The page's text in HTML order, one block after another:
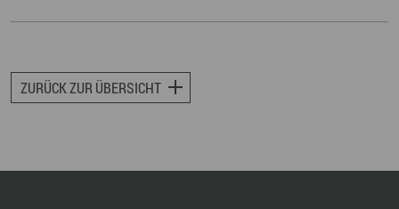
ZURÜCK ZUR ÜBERSICHT